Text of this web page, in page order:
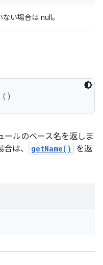
い場合は null。
()
ールのベース名を返しま
は、
getName()
を返